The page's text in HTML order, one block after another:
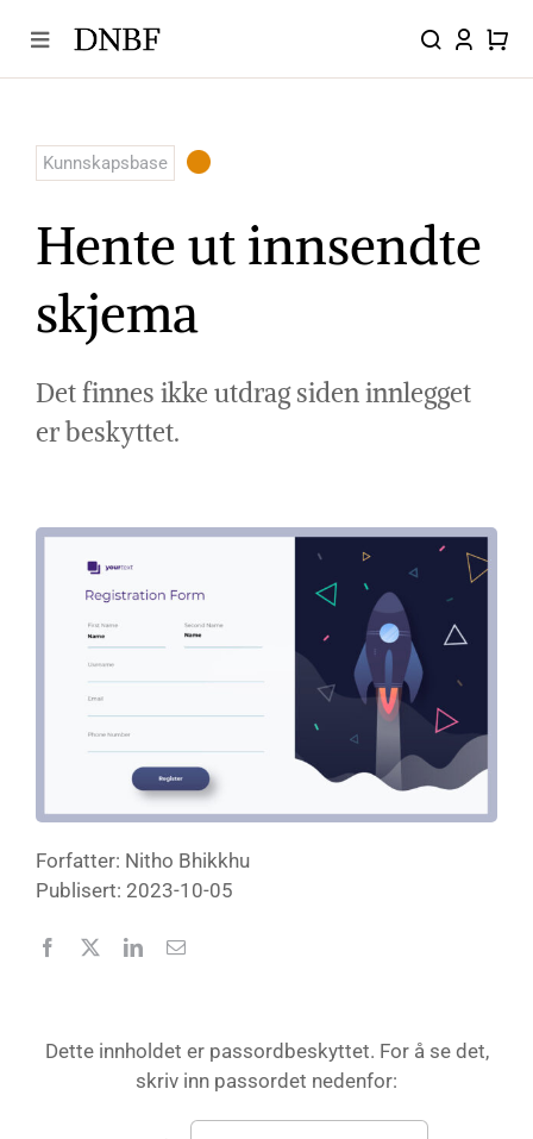
content
Kunnskapsbase
Hente ut innsendte
skjema
Det finnes ikke utdrag siden innlegget
er beskyttet.
Forfatter: Nitho Bhikkhu
Publisert: 2023-10-05
Dette innholdet er passordbeskyttet. For å se det,
skriv inn passordet nedenfor: